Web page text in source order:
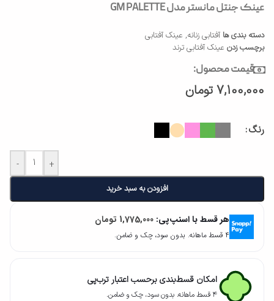
عینک جنتل مانستر مدل GM PALETTE
دسته بندی ها آفتابی زنانه, عینک آفتابی
برچسب زدن عینک آفتابی ترند
قیمت محصول:
7,100,000 تومان
رنگ
- +
افزودن به سبد خرید
هر قسط با اسنپ‌پی: 1,775,000 تومان
۴ قسط ماهانه. بدون سود، چک و ضامن.
امکان قسط‌بندی برحسب اعتبار ترب‌پی
۴ قسط ماهانه. بدون سود، چک و ضامن.